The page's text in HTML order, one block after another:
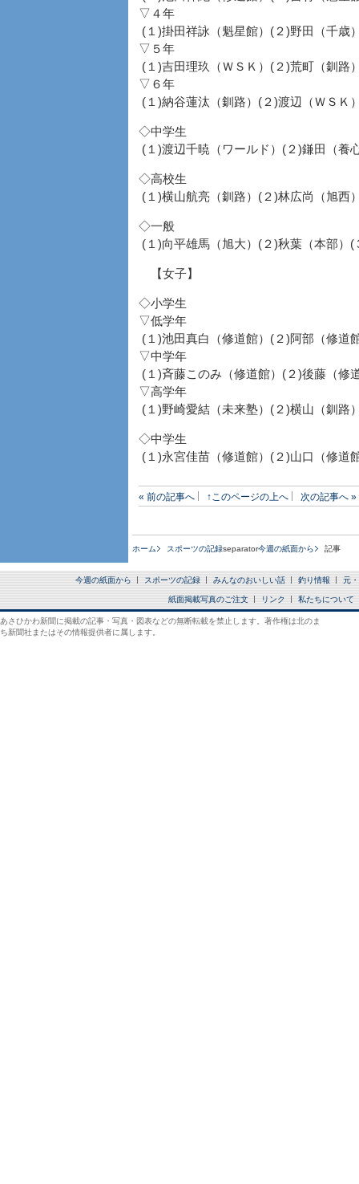
▽４年
(１)掛田祥詠（魁星館）(２)野田（千歳
▽５年
(１)吉田理玖（ＷＳＫ）(２)荒町（釧路
▽６年
(１)納谷蓮汰（釧路）(２)渡辺（ＷＳＫ
◇中学生
(１)渡辺千暁（ワールド）(２)鎌田（養
◇高校生
(１)横山航亮（釧路）(２)林広尚（旭西
◇一般
(１)向平雄馬（旭大）(２)秋葉（本部）(
【女子】
◇小学生
▽低学年
(１)池田真白（修道館）(２)阿部（修道
▽中学年
(１)斉藤このみ（修道館）(２)後藤（修
▽高学年
(１)野崎愛結（未来塾）(２)横山（釧路
◇中学生
(１)永宮佳苗（修道館）(２)山口（修道
« 前の記事へ ↑このページの上へ 次の記事へ »
ホーム スポーツの記録separator今週の紙面から 記事
今週の紙面から スポーツの記録 みんなのおいしい話 釣り情報 元
紙面掲載写真のご注文 リンク 私たちについて
あさひかわ新聞に掲載の記事・写真・図表などの無断転載を禁止します。著作権は北のま
ち新聞社またはその情報提供者に属します。